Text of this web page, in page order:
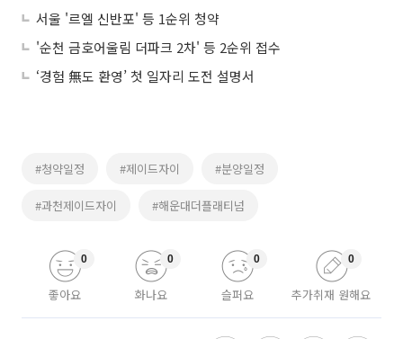
서울 '르엘 신반포' 등 1순위 청약
'순천 금호어울림 더파크 2차' 등 2순위 접수
‘경험 無도 환영’ 첫 일자리 도전 설명서
#청약일정 #제이드자이 #분양일정
#과천제이드자이 #해운대더플래티넘
좋아요
0
화나요
0
슬퍼요
0
추가취재 원해요
0